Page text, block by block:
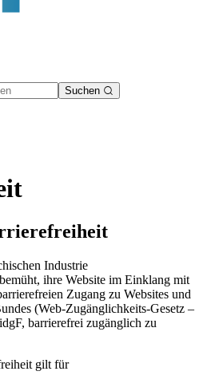
Suchen
Industrie
ihre Website im Einklang mit
Zugang zu Websites und
(Web-Zugänglichkeits-Gesetz –
barrierefrei zugänglich zu
gilt für